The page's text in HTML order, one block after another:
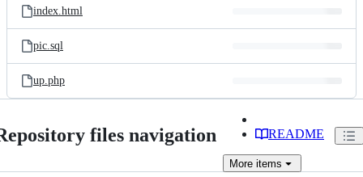
index.html
pic.sql
up.php
files navigation README
More items